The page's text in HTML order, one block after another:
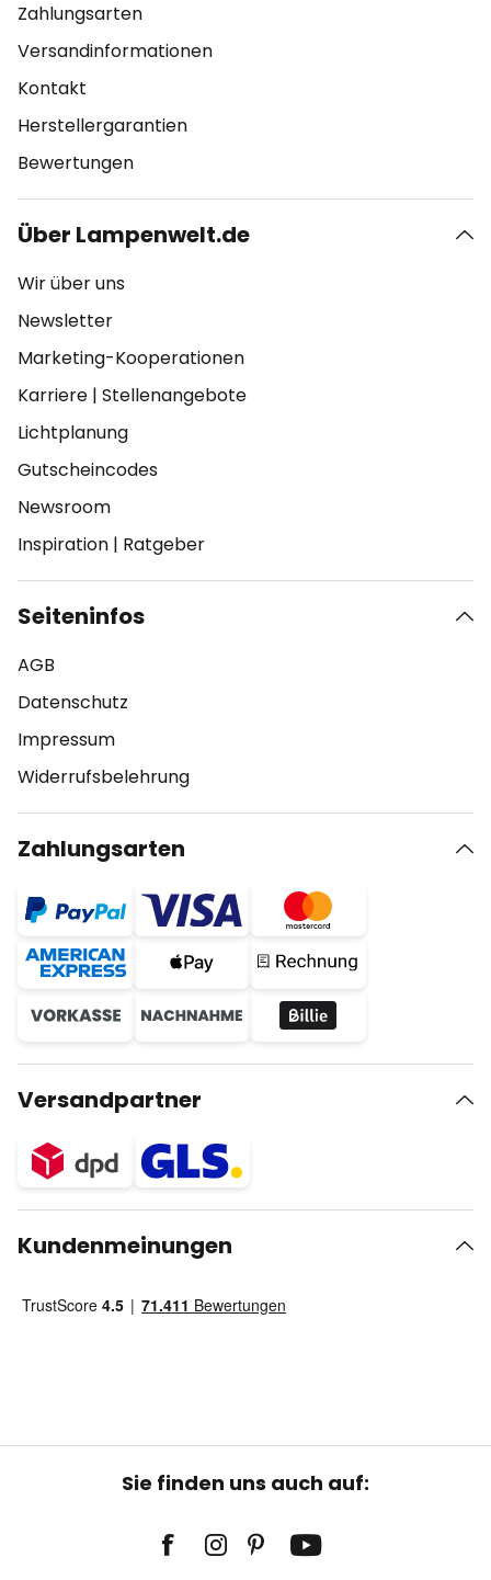
Zahlungsarten
Versandinformationen
Kontakt
Herstellergarantien
Bewertungen
Über Lampenwelt.de
Wir über uns
Newsletter
Marketing-Kooperationen
Karriere | Stellenangebote
Lichtplanung
Gutscheincodes
Newsroom
Inspiration | Ratgeber
Seiteninfos
AGB
Datenschutz
Impressum
Widerrufsbelehrung
Zahlungsarten
Versandpartner
Kundenmeinungen
Sie finden uns auch auf: